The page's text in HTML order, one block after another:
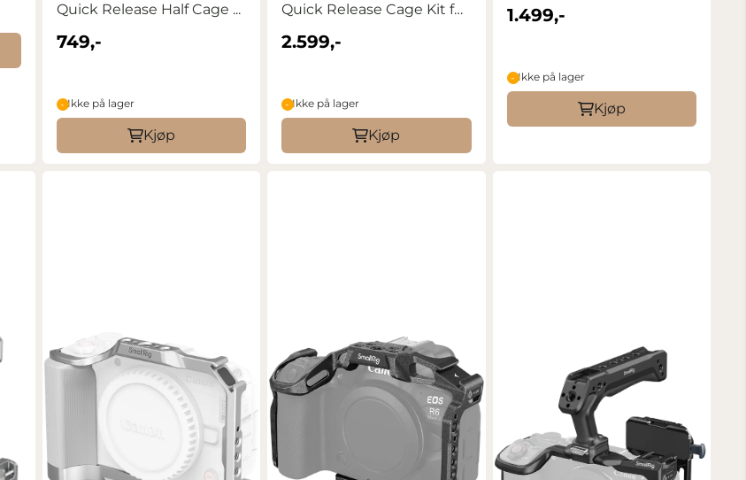
Quick Release Half Cage ...
749,-
Ikke på lager
Kjøp
Quick Release Cage Kit for
...
2.599,-
Ikke på lager
Kjøp
1.499,-
Ikke på lager
Kjøp